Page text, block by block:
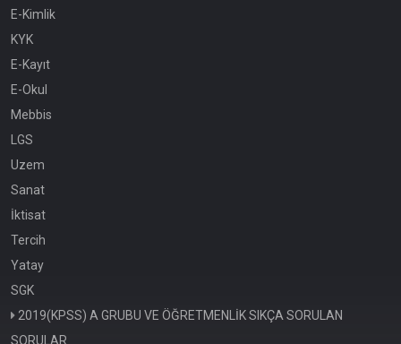
E-Kimlik
KYK
E-Kayıt
E-Okul
Mebbis
LGS
Uzem
Sanat
İktisat
Tercih
Yatay
SGK
2019(KPSS) A GRUBU VE ÖĞRETMENLİK SIKÇA SORULAN
SORULAR